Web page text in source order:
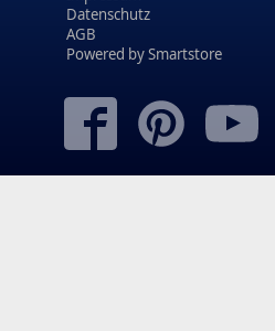
Datenschutz
AGB
Powered bySmartstore